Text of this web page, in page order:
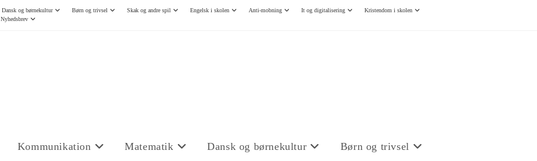
Dansk og børnekultur Børn og trivsel Skak og andre spil Engelsk i skolen Anti-mobning It og digitalisering
Kristendom i skolen
Nyhedsbrev
Kommunikation Matematik Dansk og børnekultur Børn og trivsel